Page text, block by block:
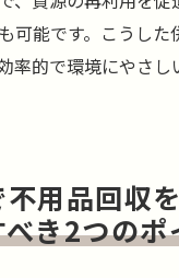
可能です。こうした
率的で環境にやさ
用品回収
き2つのポ